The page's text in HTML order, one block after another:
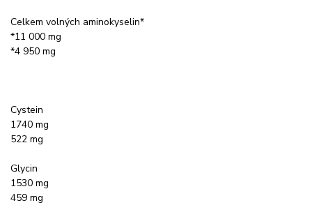
Celkem volných aminokyselin*
*11 000 mg
*4 950 mg
Cystein
1740 mg
522 mg
Glycin
1530 mg
459 mg